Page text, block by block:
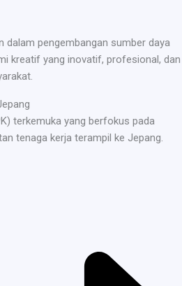
dalam pengembangan sumber daya
kreatif yang inovatif, profesional, dan
terkemuka yang berfokus pada
tenaga kerja terampil ke Jepang.